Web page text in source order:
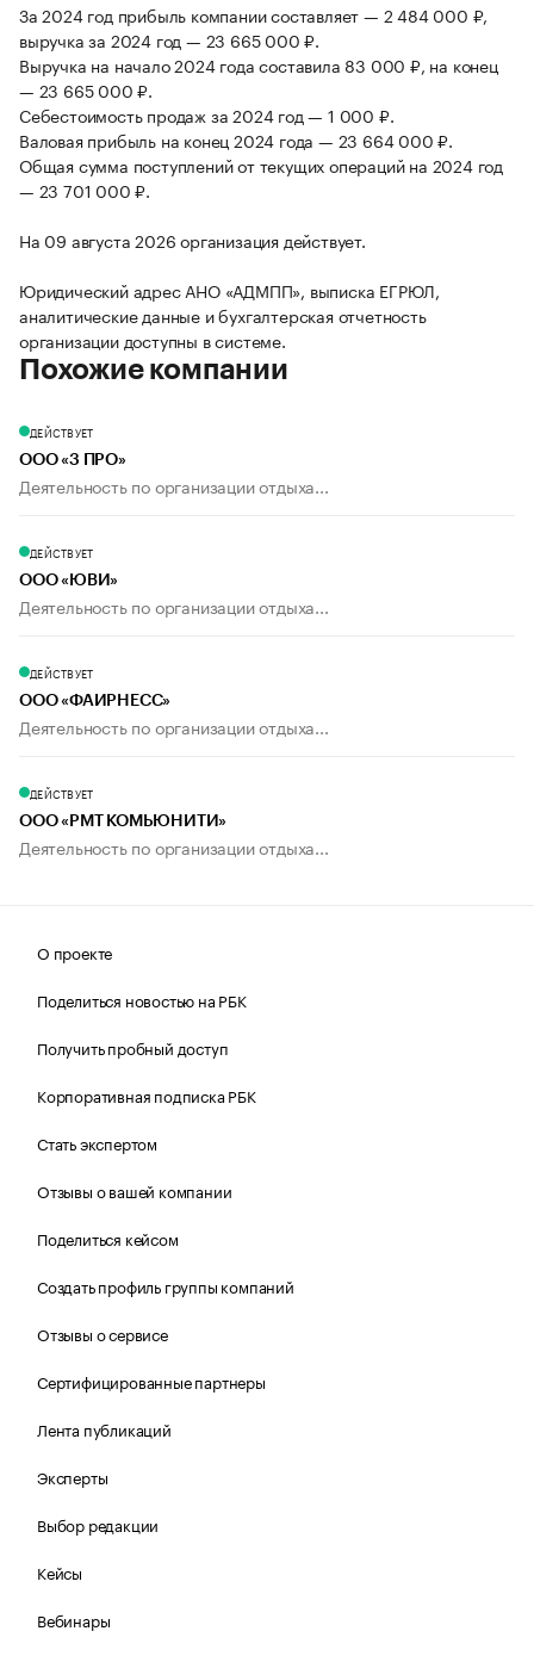
За 2024 год прибыль компании составляет — 2 484 000 ₽,
выручка за 2024 год — 23 665 000 ₽.
Выручка на начало 2024 года составила 83 000 ₽, на конец
— 23 665 000 ₽.
Себестоимость продаж за 2024 год — 1 000 ₽.
Валовая прибыль на конец 2024 года — 23 664 000 ₽.
Общая сумма поступлений от текущих операций на 2024 год
— 23 701 000 ₽.
На 09 августа 2026 организация действует.
Юридический адрес АНО «АДМПП», выписка ЕГРЮЛ,
аналитические данные и бухгалтерская отчетность
организации доступны в системе.
Похожие компании
ДЕЙСТВУЕТ
ООО «3 ПРО»
Деятельность по организации отдыха...
ДЕЙСТВУЕТ
ООО «ЮВИ»
Деятельность по организации отдыха...
ДЕЙСТВУЕТ
ООО «ФАИРНЕСС»
Деятельность по организации отдыха...
ДЕЙСТВУЕТ
ООО «РМТ КОМЬЮНИТИ»
Деятельность по организации отдыха...
О проекте
Поделиться новостью на РБК
Получить пробный доступ
Корпоративная подписка РБК
Стать экспертом
Отзывы о вашей компании
Поделиться кейсом
Создать профиль группы компаний
Отзывы о сервисе
Сертифицированные партнеры
Лента публикаций
Эксперты
Выбор редакции
Кейсы
Вебинары